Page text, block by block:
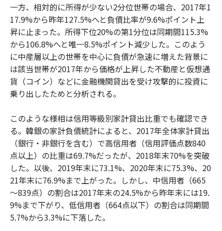
一方、相対的に所得が少ない2分位世帯の場合、2017年1
17.9%から昨年127.5%へと負債比率が9.6%ポイント上
昇に止まった。所得下位20%の第1分位は同期間115.3%
から106.8%へと唯一8.5%ポイント減少した。このよう
に中産層以上の世帯を中心に負債が急速に増えた背景に
は該当世帯が2017年から価格が上昇した不動産と仮想通
貨（コイン）などに金融機関貸出を受け攻撃的に投資に
乗り出したためと分析される。
このような様相は信用等級別家計貸出比重でも確認でき
る。韓銀の家計負債統計によると、2017年全体家計貸出
（銀行・非銀行を含む）で高信用者（信用評価点数840
点以上）の比重は69.7%だったが、2018年末70%を突破
した。以後、2019年末に73.1%、2020年末に75.3%、20
21年末に76.9%まで上がった。しかし、中信用者（665
～839点）の割合は2017年末の24.5%から昨年末には19.
9%まで下がり、低信用者（664点以下）の割合は同期間
5.7%から3.3%に下落した。